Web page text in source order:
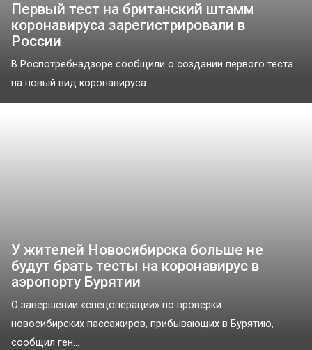
Первый тест на британский штамм
коронавируса зарегистрировали в
России
В Роспотребнадзоре сообщили о создании первого теста
на новый вид коронавируса....
У жителей Новосибирска больше не
будут брать тесты на коронавирус в
аэропорту Бурятии
О завершении «спецоперации» по проверки
новосибирских пассажиров, прибывающих в Бурятию,
сообщил ген...